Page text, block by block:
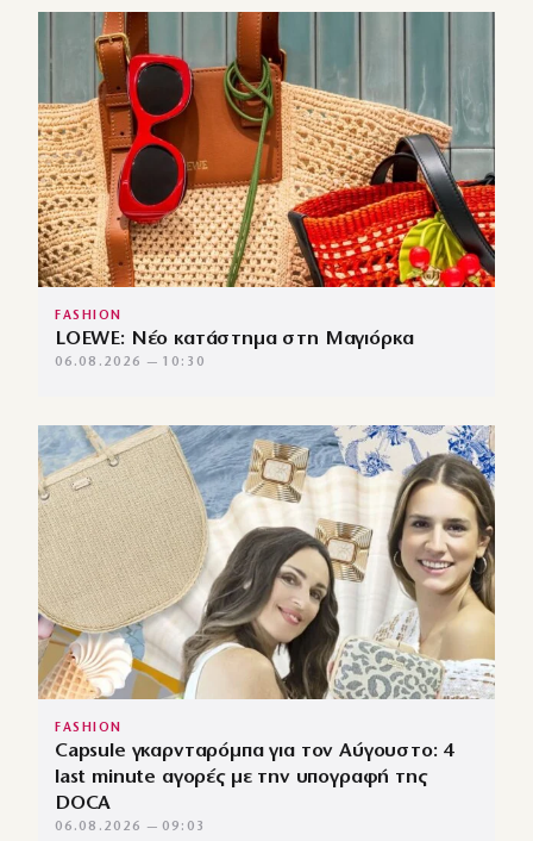
FASHION
LOEWE: Νέο κατάστημα στη Μαγιόρκα
06.08.2026 — 10:30
FASHION
Capsule γκαρνταρόμπα για τον Αύγουστο: 4
last minute αγορές με την υπογραφή της
DOCA
06.08.2026 — 09:03